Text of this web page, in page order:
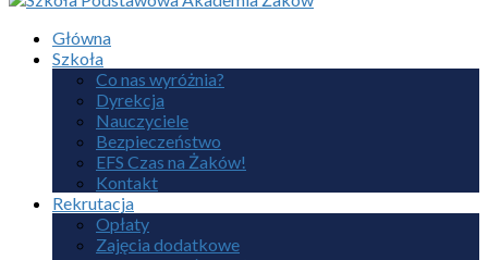
Główna
Szkoła
Co nas wyróżnia?
Dyrekcja
Nauczyciele
Bezpieczeństwo
EFS Czas na Żaków!
Kontakt
Rekrutacja
Opłaty
Zajęcia dodatkowe